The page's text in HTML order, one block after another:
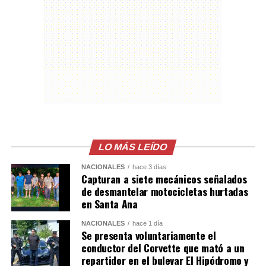
El próximo compromiso de las “Garzas” será el sábado
ante Rayados de Monterrey, también por la Leagues
Cup, donde Messi buscará seguir sumando goles y
asistencias.
NOAH
LEO.
pic.twitter.com/
— Inter Miami CF
(@InterMiamiCF)
August 6, 2026
SI CAPITÁN! Messi x2
LO MÁS LEÍDO
NACIONALES hace 3 días
Capturan a siete mecánicos señalados
de desmantelar motocicletas hurtadas
en Santa Ana
NACIONALES hace 1 día
Se presenta voluntariamente el
conductor del Corvette que mató a un
repartidor en el bulevar El Hipódromo y